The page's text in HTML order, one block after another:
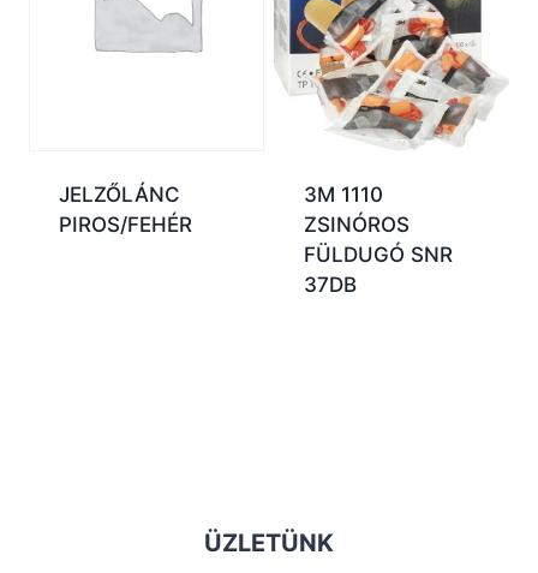
JELZŐLÁNC
PIROS/FEHÉR
3M 1110
ZSINÓROS
FÜLDUGÓ SNR
37DB
ÜZLETÜNK